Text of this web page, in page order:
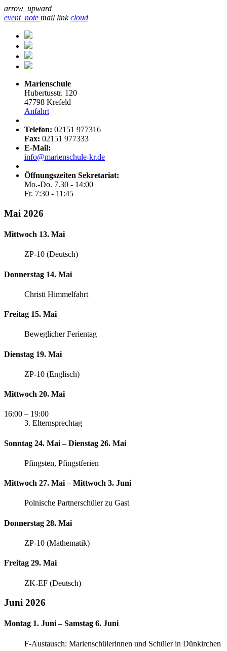
arrow_upward
event_note mail link cloud
Marienschule
Hubertusstr. 120
47798 Krefeld
Anfahrt
Telefon: 02151 977316
Fax: 02151 977333
E-Mail:
info@marienschule-kr.de
Öffnungszeiten Sekretariat:
Mo.-Do. 7.30 - 14:00
Fr. 7:30 - 11:45
Mai 2026
Mittwoch 13. Mai
ZP-10 (Deutsch)
Donnerstag 14. Mai
Christi Himmelfahrt
Freitag 15. Mai
Beweglicher Ferientag
Dienstag 19. Mai
ZP-10 (Englisch)
Mittwoch 20. Mai
16:00 – 19:00
3. Elternsprechtag
Sonntag 24. Mai – Dienstag 26. Mai
Pfingsten, Pfingstferien
Mittwoch 27. Mai – Mittwoch 3. Juni
Polnische Partnerschüler zu Gast
Donnerstag 28. Mai
ZP-10 (Mathematik)
Freitag 29. Mai
ZK-EF (Deutsch)
Juni 2026
Montag 1. Juni – Samstag 6. Juni
F-Austausch: Marienschülerinnen und Schüler in Dünkirchen